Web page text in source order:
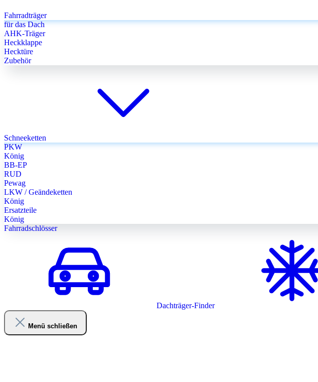
Fahrradträger
für das Dach
AHK-Träger
Heckklappe
Hecktüre
Zubehör
Schneeketten
PKW
König
BB-EP
RUD
Pewag
LKW / Geändeketten
König
Ersatzteile
König
Fahrradschlösser
Dachträger-Finder
Menü schließen